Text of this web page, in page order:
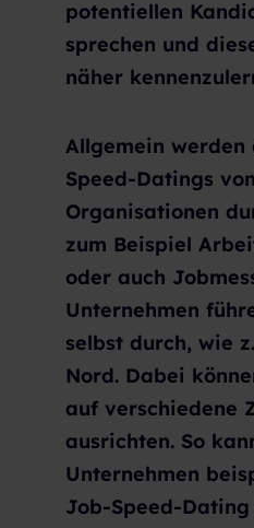
potentiellen
sprechen und
näher
Allgemein werden
Speed-Datings
Organisationen
zum Beispiel
oder auch
Unternehmen
selbst durch, wie
Nord. Dabei
auf verschiedene
ausrichten. So
Unternehmen
Job-Speed-